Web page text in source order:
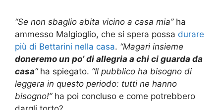
“Se non sbaglio abita vicino a casa mia”ha
ammesso Malgioglio, che si spera possa durare
più di Bettarini nella casa. “Magari insieme
doneremo un po’ di allegria a chi ci guarda da
casa“ha spiegato. “Il pubblico ha bisogno di
leggera in questo periodo: tutti ne hanno
bisogno!”ha poi concluso e come potrebbero